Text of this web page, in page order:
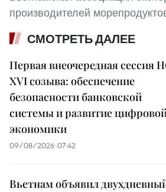
производителей морепродуктов
СМОТРЕТЬ ДАЛЕЕ
Первая внеочередная сессия
XVI созыва: обеспечение
безопасности банковской
системы и развитие
экономики
09/08/2026 07:42
Вьетнам объявил